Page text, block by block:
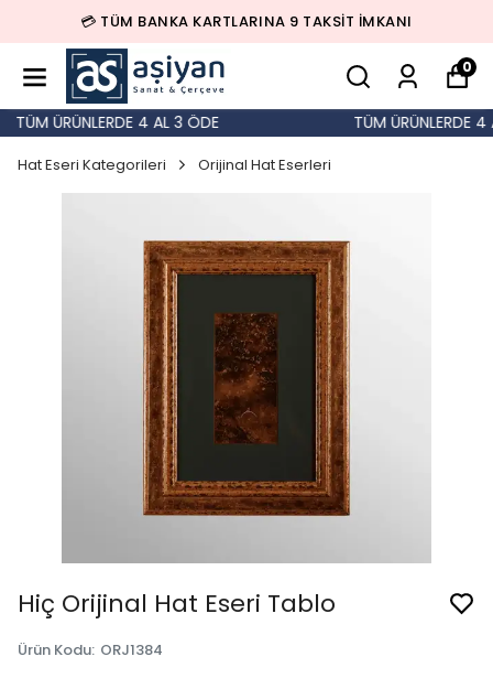
💳 TÜM BANKA KARTLARINA 9 TAKSİT İMKANI
0
TÜM ÜRÜNLERDE 4 AL 3 ÖDE TÜM ÜRÜNLERDE 4
Hat Eseri Kategorileri Orijinal Hat Eserleri
Hiç Orijinal Hat Eseri Tablo
Ürün Kodu: ORJ1384